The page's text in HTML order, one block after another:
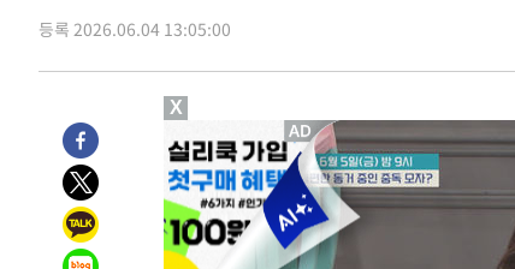
2시간 전 >여자배구 이재영·이다영 자매, 아제르바이잔 투란VC 입단
2시간 전 >외국인 심판 성 접대 7경기 들여다보니…한국 축구 '5승
[속보]코스닥, 2.86포인트(0.36%) 내린 798.81마감
2시간 전 >
[속보]코스피, 6200선 약보합…0.60% 내린 6258.77에
2시간 전 >
[속보]원·달러 환율, 7.7원 내린 1416.1원 마감
2시간 전 >
[속보] 노원서 40.1도 관측…서울, 2018년 이후 첫 40도
3시간 전 >
[속보]종합특검, '계엄 수용공간 확보' 신용해 前교정본부
등록 2026.06.04 13:05:00
X